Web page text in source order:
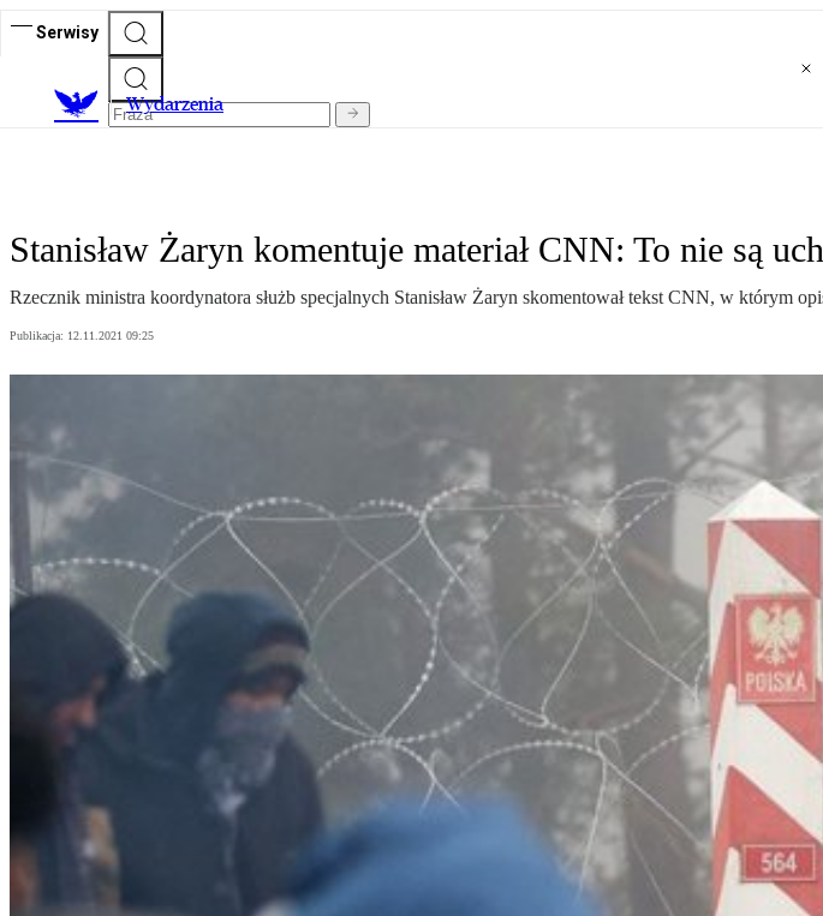
Serwisy
Wydarzenia
Stanisław Żaryn komentuje materiał CNN: To nie są
Rzecznik ministra koordynatora służb specjalnych Stanisław Żaryn skomentował tekst CNN, w którym
Publikacja: 12.11.2021 09:25